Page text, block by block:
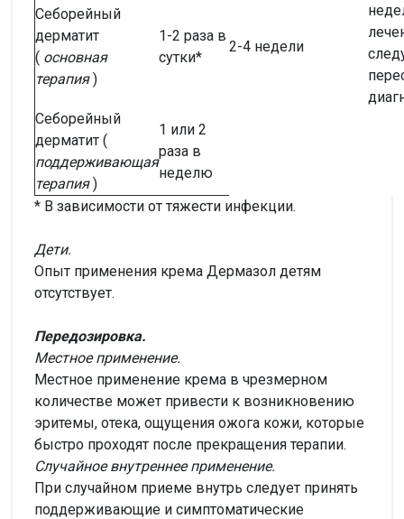
Себорейный
дерматит
( основная
терапия)
1-2 раза в
сутки*
2-4 недели
Себорейный
дерматит (
поддерживающая
терапия)
1 или 2
раза в
неделю
* В зависимости от тяжести инфекции.
Дети.
Опыт применения крема Дермазол детям
отсутствует.
Передозировка.
Местное применение.
Местное применение крема в чрезмерном
количестве может привести к возникновению
эритемы, отека, ощущения ожога кожи, которые
быстро проходят после прекращения терапии.
Случайное внутреннее применение.
При случайном приеме внутрь следует принять
поддерживающие и симптоматические